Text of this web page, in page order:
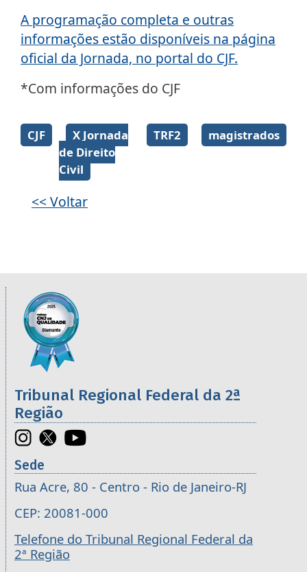
A programação completa e outras
informações estão disponíveis na página
oficial da Jornada, no portal do CJF.
*Com informações do CJF
Galeria de imagens
CJF
X Jornada
de Direito
Civil
TRF2 magistrados
<< Voltar
Informações úteis sobre os órgãos da 2ª
Imagem
Tribunal Regional Federal da 2ª
Região
Sede
Rua Acre, 80 - Centro - Rio de Janeiro-RJ
CEP: 20081-000
Telefone do Tribunal Regional Federal da
2ª Região